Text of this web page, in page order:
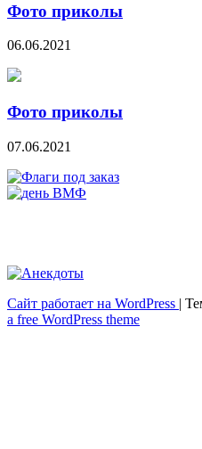
Фото приколы
06.06.2021
Фото приколы
07.06.2021
Весёлый и здоровый образ
Сайт работает на WordPress |
a free WordPress theme